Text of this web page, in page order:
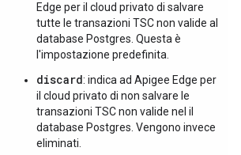
Edge per il cloud privato di salvare
tutte le transazioni TSC non valide al
database Postgres. Questa è
l'impostazione predefinita.
discard: indica ad Apigee Edge per
il cloud privato di non salvare le
transazioni TSC non valide nel il
database Postgres. Vengono invece
eliminati.